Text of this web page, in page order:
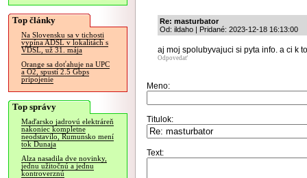
Top články
Na Slovensku sa v tichosti
vypína ADSL v lokalitách s
VDSL, už 31. mája
Orange sa doťahuje na UPC
a O2, spustí 2.5 Gbps
pripojenie
Top správy
Maďarsko jadrovú elektráreň
nakoniec kompletne
neodstavilo, Rumunsko mení
tok Dunaja
Alza nasadila dve novinky,
jednu užitočnú a jednu
kontroverznú
Re: masturbator
Od: ildaho | Pridané: 2023-12-18 16:13:00
aj moj spolubyvajuci si pyta info. a ci k
Odpovedať
Meno:
Titulok:
Text: